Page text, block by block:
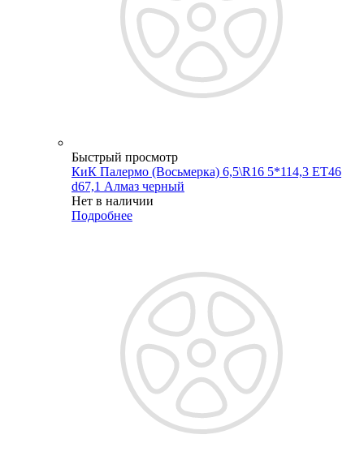
Быстрый просмотр
КиК Палермо (Восьмерка) 6,5\R16 5*114,3 ET46
d67,1 Алмаз черный
Нет в наличии
Подробнее